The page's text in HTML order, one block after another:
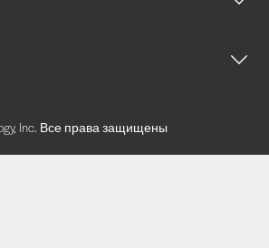
Inc. Все права защищены